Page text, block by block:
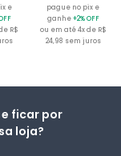
e
R$
pague no pix e
ganhe+2% OFF
ou em até 4x de R$
24,98 sem juros
ficar por
loja?